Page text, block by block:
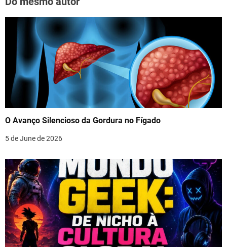
O Avanço Silencioso da Gordura no Fígado
5 de June de 2026